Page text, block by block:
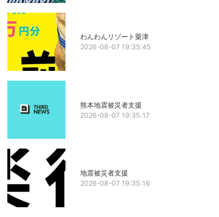
わんわんリゾート粟津
2026-08-07 19:35:45
熊本地震被災者支援
2026-08-07 19:35:17
地震被災者支援
2026-08-07 19:35:16